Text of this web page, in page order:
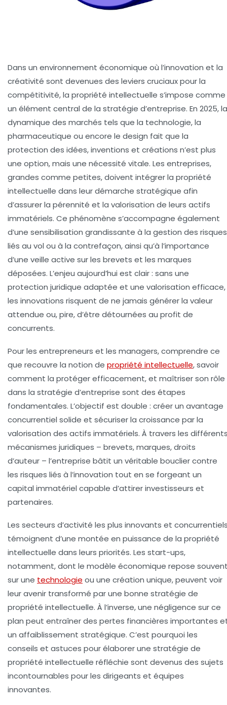
Dans un environnement économique où l’innovation et la
créativité sont devenues des leviers cruciaux pour la
compétitivité, la propriété intellectuelle s’impose comme
un élément central de la stratégie d’entreprise. En 2025, la
dynamique des marchés tels que la technologie, la
pharmaceutique ou encore le design fait que la
protection des idées, inventions et créations n’est plus
une option, mais une nécessité vitale. Les entreprises,
grandes comme petites, doivent intégrer la propriété
intellectuelle dans leur démarche stratégique afin
d’assurer la pérennité et la valorisation de leurs actifs
immatériels. Ce phénomène s’accompagne également
d’une sensibilisation grandissante à la gestion des risques
liés au vol ou à la contrefaçon, ainsi qu’à l’importance
d’une veille active sur les brevets et les marques
déposées. L’enjeu aujourd’hui est clair : sans une
protection juridique adaptée et une valorisation efficace,
les innovations risquent de ne jamais générer la valeur
attendue ou, pire, d’être détournées au profit de
concurrents.
Pour les entrepreneurs et les managers, comprendre ce
que recouvre la notion de propriété intellectuelle, savoir
comment la protéger efficacement, et maîtriser son rôle
dans la stratégie d’entreprise sont des étapes
fondamentales. L’objectif est double : créer un avantage
concurrentiel solide et sécuriser la croissance par la
valorisation des actifs immatériels. À travers les
mécanismes juridiques – brevets, marques, droits
d’auteur – l’entreprise bâtit un véritable bouclier contre
les risques liés à l’innovation tout en se forgeant un
capital immatériel capable d’attirer investisseurs et
partenaires.
Les secteurs d’activité les plus innovants et
témoignent d’une montée en puissance de la propriété
intellectuelle dans leurs priorités. Les start-ups,
notamment, dont le modèle économique repose
sur une technologie ou une création unique, peuvent voir
leur avenir transformé par une bonne stratégie de
propriété intellectuelle. À l’inverse, une négligence sur ce
plan peut entraîner des pertes financières importantes
un affaiblissement stratégique. C’est pourquoi les
conseils et astuces pour élaborer une stratégie de
propriété intellectuelle réfléchie sont devenus des sujets
incontournables pour les dirigeants et équipes
innovantes.